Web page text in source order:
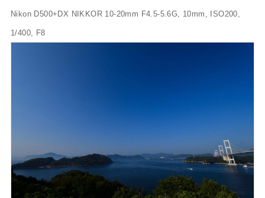
Nikon D500+DX NIKKOR 10-20mm F4.5-5.6G, 10mm, ISO200,
1/400, F8